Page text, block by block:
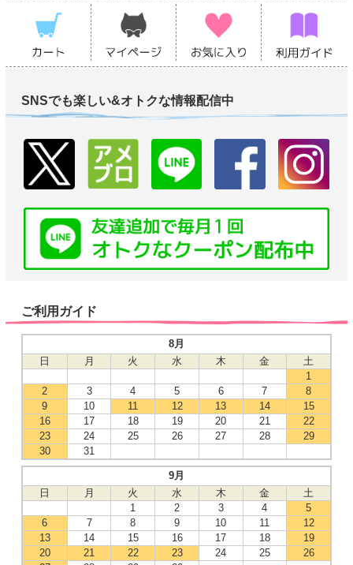
SNSでも楽しい&オトクな情報配信中
ご利用ガイド
8月
日
月 火 水 木 金
土
1
2
3 4 5 6 7
8
9
10 11 12 13 14
15
16
17 18 19 20 21
22
23
24 25 26 27 28
29
30
31
9月
日
月 火 水 木 金
土
1
2 3 4
5
6
7 8 9 10 11
12
13
14 15 16 17 18
19
20
21 22 23 24 25
26